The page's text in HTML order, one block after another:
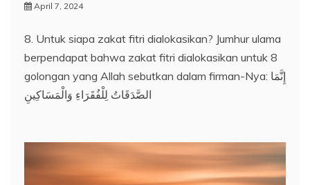
April 7, 2024
8. Untuk siapa zakat fitri dialokasikan? Jumhur ulama
berpendapat bahwa zakat fitri dialokasikan untuk 8
golongan yang Allah sebutkan dalam firman-Nya: إِنَّمَا
الصَّدَقَاتُ لِلْفُقَرَاءِ وَالْمَسَاكِينِ